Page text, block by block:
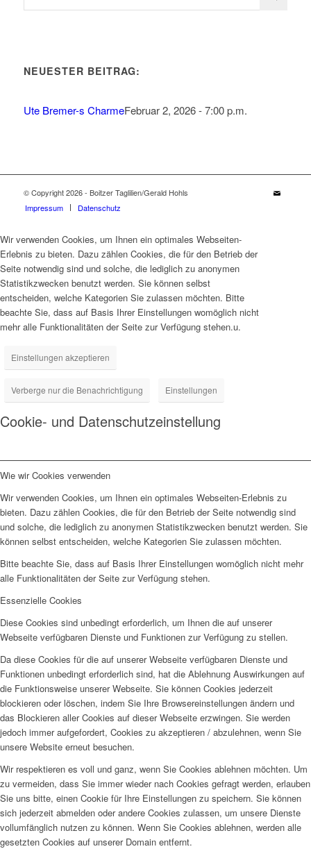
NEUESTER BEITRAG:
Ute Bremer-s CharmeFebruar 2, 2026 - 7:00 p.m.
© Copyright 2026 - Boitzer Taglilien/Gerald Hohls
Impressum
Datenschutz
Wir verwenden Cookies, um Ihnen ein optimales Webseiten-
Erlebnis zu bieten. Dazu zählen Cookies, die für den Betrieb der
Seite notwendig sind und solche, die lediglich zu anonymen
Statistikzwecken benutzt werden. Sie können selbst
entscheiden, welche Kategorien Sie zulassen möchten. Bitte
beachte Sie, dass auf Basis Ihrer Einstellungen womöglich nicht
mehr alle Funktionalitäten der Seite zur Verfügung stehen.u.
Einstellungen akzeptieren
Verberge nur die Benachrichtigung Einstellungen
Cookie- und Datenschutzeinstellung
Wie wir Cookies verwenden
Wir verwenden Cookies, um Ihnen ein optimales Webseiten-Erlebnis zu
bieten. Dazu zählen Cookies, die für den Betrieb der Seite notwendig sind
und solche, die lediglich zu anonymen Statistikzwecken benutzt werden. Sie
können selbst entscheiden, welche Kategorien Sie zulassen möchten.
Bitte beachte Sie, dass auf Basis Ihrer Einstellungen womöglich nicht mehr
alle Funktionalitäten der Seite zur Verfügung stehen.
Essenzielle Cookies
Diese Cookies sind unbedingt erforderlich, um Ihnen die auf unserer
Webseite verfügbaren Dienste und Funktionen zur Verfügung zu stellen.
Da diese Cookies für die auf unserer Webseite verfügbaren Dienste und
Funktionen unbedingt erforderlich sind, hat die Ablehnung Auswirkungen auf
die Funktionsweise unserer Webseite. Sie können Cookies jederzeit
blockieren oder löschen, indem Sie Ihre Browsereinstellungen ändern und
das Blockieren aller Cookies auf dieser Webseite erzwingen. Sie werden
jedoch immer aufgefordert, Cookies zu akzeptieren / abzulehnen, wenn Sie
unsere Website erneut besuchen.
Wir respektieren es voll und ganz, wenn Sie Cookies ablehnen möchten. Um
zu vermeiden, dass Sie immer wieder nach Cookies gefragt werden, erlauben
Sie uns bitte, einen Cookie für Ihre Einstellungen zu speichern. Sie können
sich jederzeit abmelden oder andere Cookies zulassen, um unsere Dienste
vollumfänglich nutzen zu können. Wenn Sie Cookies ablehnen, werden alle
gesetzten Cookies auf unserer Domain entfernt.